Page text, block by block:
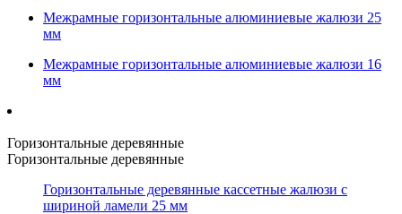
Межрамные горизонтальные алюминиевые жалюзи 25
мм
Межрамные горизонтальные алюминиевые жалюзи 16
мм
Горизонтальные деревянные
Горизонтальные деревянные
Горизонтальные деревянные кассетные жалюзи с
шириной ламели 25 мм